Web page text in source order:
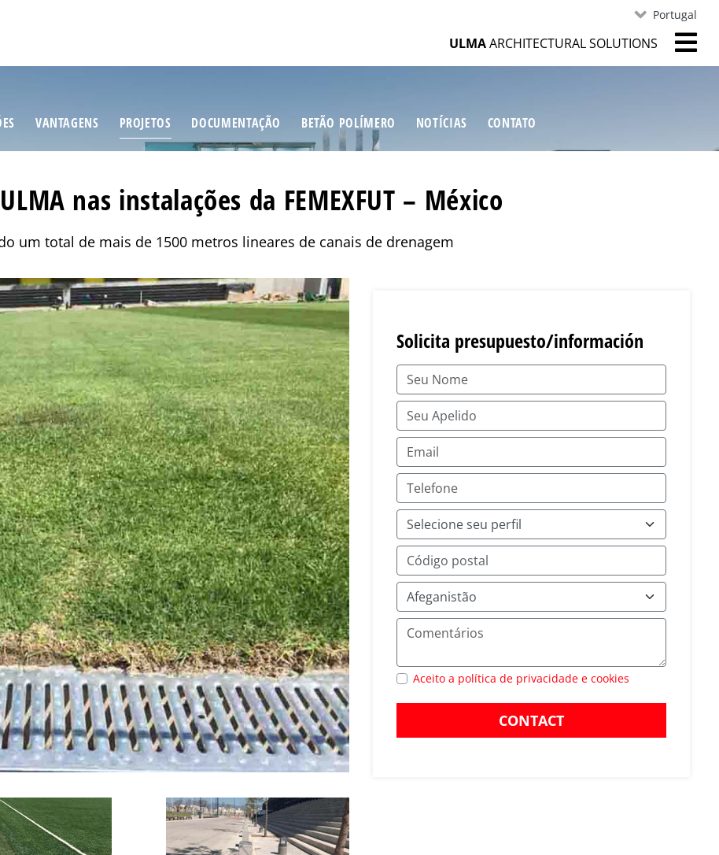
Portugal
ULMAARCHITECTURAL SOLUTIONS
VANTAGENS PROJETOS DOCUMENTAÇÃO BETÃO POLÍMERO NOTÍCIAS CONTATO
nas instalações da FEMEXFUT – México
um total de mais de 1500 metros lineares de canais de drenagem
Solicita presupuesto/información
Aceito a política de privacidade e cookies
CONTACT